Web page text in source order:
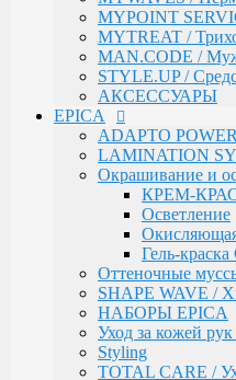
НАБОРЫ EPICA
Уход за кожей
Styling
TOTAL CARE /
SPECIAL /
SKIN BALANCE| /
SILK WAVES /
HEMP THERAPY
MEN'S / Мужская
COLD BLOND /
KERATIN PRO /
ARGANIA RISE
AMBER SHINE
DEEP RECOVER
VOLUME
RICH COLOR /
COMPLEX PRO /
COLLAGEN PRO
INTENSE
MYPOINT
MYTREAT /
MAN.CODE /
STYLE.UP /
АКСЕССУАРЫ
EPICA
ADAPTO POWER
LAMINATION
Окрашивание и
КРЕМ-
Осветление
Гель-
Оттеночные
SHAPE WAVE /
НАБОРЫ EPICA
Уход за кожей
Styling
TOTAL CARE /